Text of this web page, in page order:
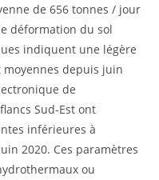
de 656 tonnes / jour
déformation du sol
indiquent une légère
depuis juin
de
Sud-Est ont
inférieures à
2020. Ces paramètres
ou